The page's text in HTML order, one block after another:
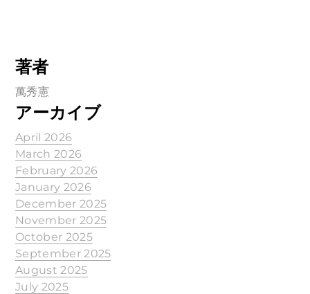
著者
萬秀憲
アーカイブ
April 2026
March 2026
February 2026
January 2026
December 2025
November 2025
October 2025
September 2025
August 2025
July 2025